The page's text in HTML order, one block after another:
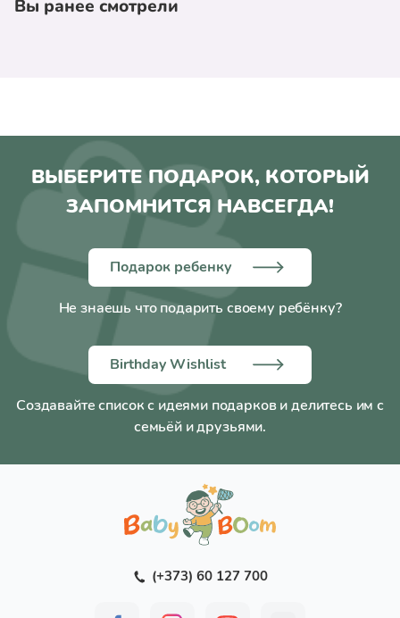
Вы ранее смотрели
ВЫБЕРИТЕ ПОДАРОК, КОТОРЫЙ
ЗАПОМНИТСЯ НАВСЕГДА!
Подарок ребенку
Не знаешь что подарить своему ребёнку?
Birthday Wishlist
Создавайте список с идеями подарков и делитесь им с
семьёй и друзьями.
(+373) 60 127 700